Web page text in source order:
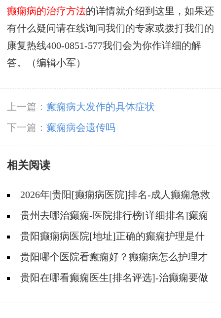
癫痫病的治疗方法的详情就介绍到这里，如果还
有什么疑问请在线询问我们的专家或拨打我们的
康复热线400-0851-577我们会为你作详细的解
答。（编辑小军）
上一篇： 癫痫病大发作的具体症状
下一篇： 癫痫病会遗传吗
相关阅读
2026年|贵阳[癫痫病医院]排名-成人癫痫急救
措施护理
贵州去哪治癫痫-医院排行榜[详细排名]癫痫
病人可以吃什么食物?
贵阳癫痫病医院[地址]正确的癫痫护理是什
么?贵阳哪个医院看癫痫好？癫痫病怎么护理才
能更好地控制?
贵阳在哪看癫痫医生[排名评选]-治癫痫要做